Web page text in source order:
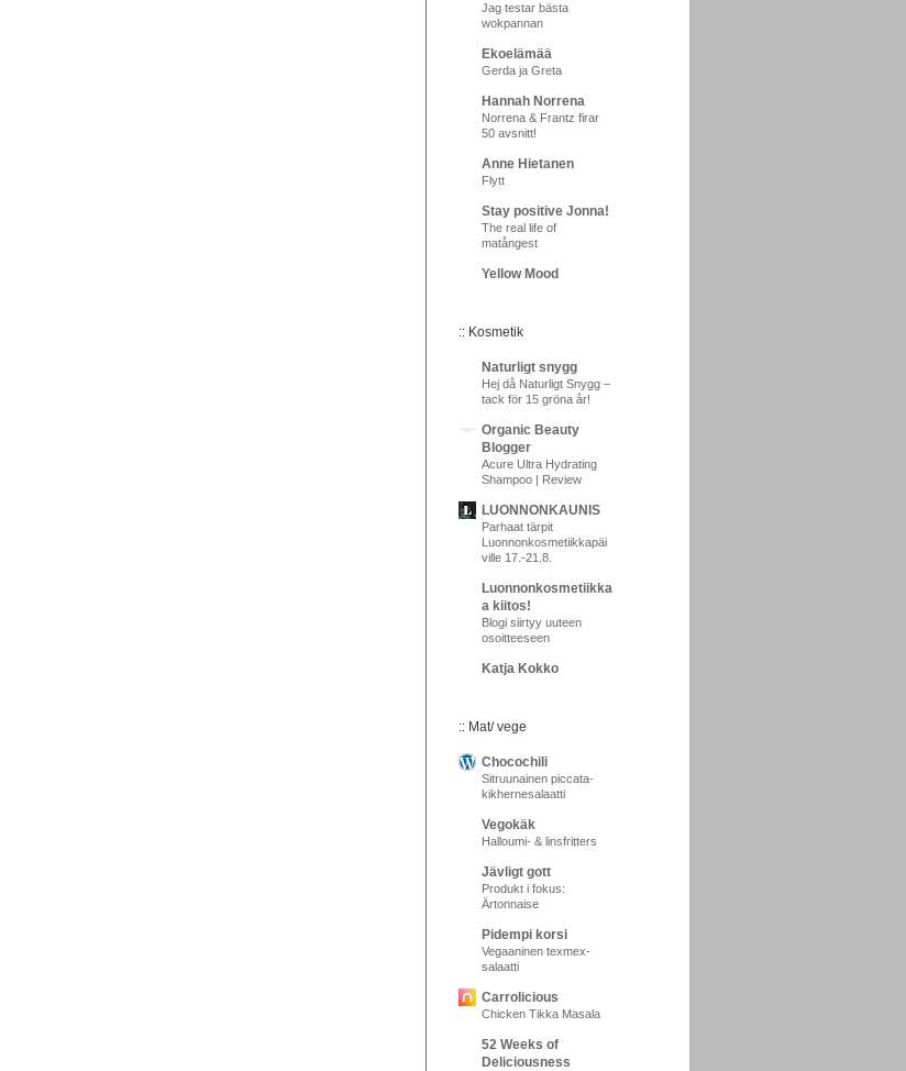
Jag testar bästa
wokpannan
Ekoelämää
Gerda ja Greta
Hannah Norrena
Norrena & Frantz firar
50 avsnitt!
Anne Hietanen
Flytt
Stay positive Jonna!
The real life of
matångest
Yellow Mood
:: Kosmetik
Naturligt snygg
Hej då Naturligt Snygg –
tack för 15 gröna år!
Organic Beauty
Blogger
Acure Ultra Hydrating
Shampoo | Review
LUONNONKAUNIS
Parhaat tärpit
Luonnonkosmetiikkapäi
ville 17.-21.8.
Luonnonkosmetiikka
a kiitos!
Blogi siirtyy uuteen
osoitteeseen
Katja Kokko
:: Mat/ vege
Chocochili
Sitruunainen piccata-
kikhernesalaatti
Vegokäk
Halloumi- & linsfritters
Jävligt gott
Produkt i fokus:
Ärtonnaise
Pidempi korsi
Vegaaninen texmex-
salaatti
Carrolicious
Chicken Tikka Masala
52 Weeks of
Deliciousness